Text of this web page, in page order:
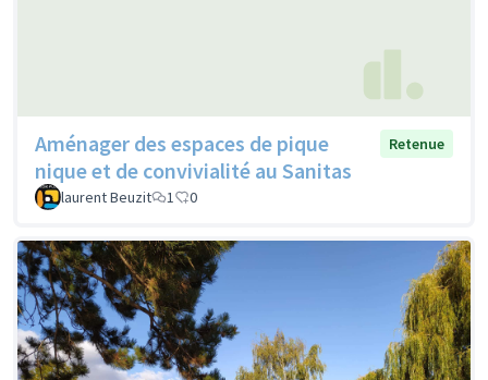
Aménager des espaces de pique
nique et de convivialité au Sanitas
Retenue
laurent Beuzit 1 0